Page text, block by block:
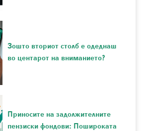
Зошто вториот столб е одеднаш
во центарот на вниманието?
Приносите на задолжителните
пензиски фондови: Пошироката